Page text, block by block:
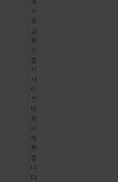
으
로
교
환
신
청
시
사
이
트
이
용
이
제
한
됩
니
다.